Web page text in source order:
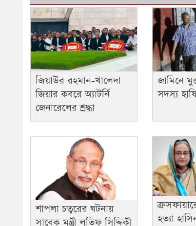
জিয়াউর রহমান-খালেদা
জিয়ার কবরে অ্যাটর্নি
জেনারেলের শ্রদ্ধা
জামিনে
সদস্য
শাপলা চত্বরের ঘটনায়
সাবেক মন্ত্রী লতিফ সিদ্দিকী
হত্যা